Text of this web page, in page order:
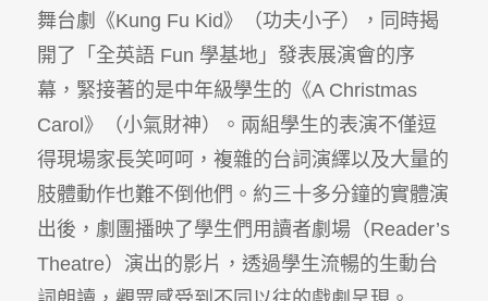
舞台劇《Kung Fu Kid》（功夫小子），同時揭
開了「全英語 Fun 學基地」發表展演會的序
幕，緊接著的是中年級學生的《A Christmas
Carol》（小氣財神）。兩組學生的表演不僅逗
得現場家長笑呵呵，複雜的台詞演繹以及大量的
肢體動作也難不倒他們。約三十多分鐘的實體演
出後，劇團播映了學生們用讀者劇場（Reader’s
Theatre）演出的影片，透過學生流暢的生動台